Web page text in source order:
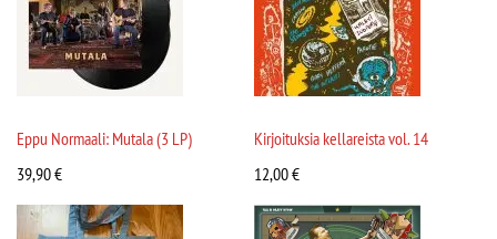
Eppu Normaali: Mutala (3 LP)
39,90€
Kirjoituksia kellareista vol. 14
12,00€